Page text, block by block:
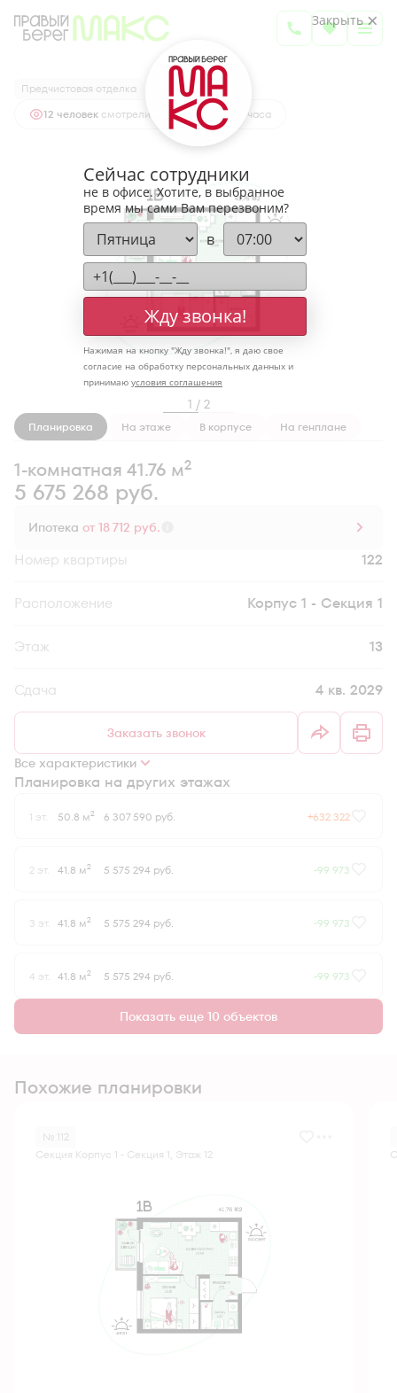
1-комнатная41.76 м2
5 675 268 руб.
Ипотекаот 18 712 руб.
Предчистовая отделка
12 человек смотрели эту квартиру за 24 часа
1 / 2
Планировка На этаже В корпусе На генплане
1-комнатная 41.76 м2
5 675 268 руб.
Ипотека от 18 712 руб.
Номер квартиры 122
Секция Корпус 1 - Секция 1
Этаж 13
Сдача 4 кв. 2029
Заказать звонок
Все характеристики
Планировка на других этажах
1 эт. 50.8 м2 6 307 590 руб. +632 322
2 эт. 41.8 м2 5 575 294 руб. -99 973
3 эт. 41.8 м2 5 575 294 руб. -99 973
4 эт. 41.8 м2 5 575 294 руб. -99 973
Показать еще 10 объектов
Похожие планировки
№ 112
Секция Корпус 1 - Секция 1, Этаж 12
Закрыть
Сейчас сотрудники
не в офисе. Хотите, в выбранное
время мы сами Вам перезвоним?
в
Жду звонка!
Нажимая на кнопку "Жду звонка!", я даю свое
согласие на обработку персональных данных и
принимаю условия соглашения